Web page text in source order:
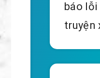
báo lỗi
truyện